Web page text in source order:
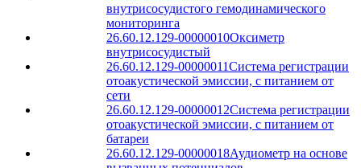
внутрисосудистого гемодинамического
мониторинга
26.60.12.129-00000010Оксиметр
внутрисосудистый
26.60.12.129-00000011Система регистрации
отоакустической эмиссии, с питанием от
сети
26.60.12.129-00000012Система регистрации
отоакустической эмиссии, с питанием от
батареи
26.60.12.129-00000018Аудиометр на основе